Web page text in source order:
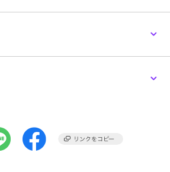
環境（PC のモニタやスマホの画面）によっ
がございます。ご了承ください。
グ ／エコバッグ・サブバッ